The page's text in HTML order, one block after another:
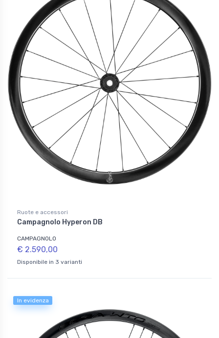
Ruote e accessori
Campagnolo Hyperon DB
CAMPAGNOLO
€ 2.590,00
Disponibile in 3 varianti
In evidenza